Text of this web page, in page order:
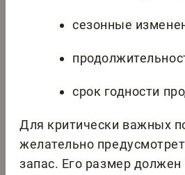
сезонные
срок годности
Для критически важных
желательно
запас. Его размер